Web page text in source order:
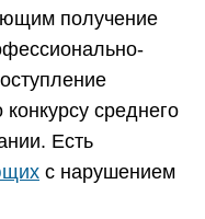
получение
среднего
Есть
с нарушением